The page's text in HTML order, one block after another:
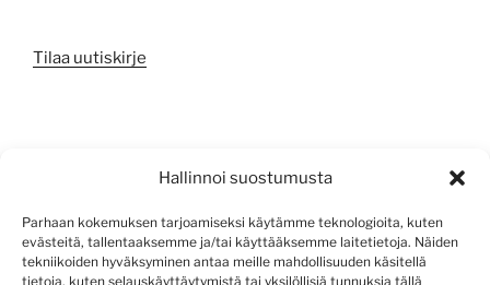
Hallinnoi suostumusta
Parhaan kokemuksen tarjoamiseksi käytämme teknologioita, kuten
evästeitä, tallentaaksemme ja/tai käyttääksemme laitetietoja. Näiden
tekniikoiden hyväksyminen antaa meille mahdollisuuden käsitellä
tietoja, kuten selauskäyttäytymistä tai yksilöllisiä tunnuksia tällä
Tilaa uutiskirje
Sisältösyöte